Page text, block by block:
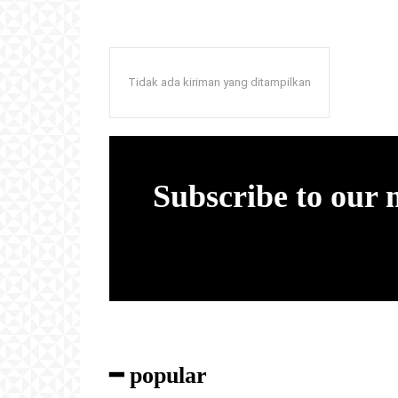
Tidak ada kiriman yang ditampilkan
Subscribe to our
━ popular